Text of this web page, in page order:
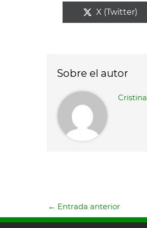
Compartir
X (Twitter)
Sobre el autor
Cristina
← Entrada anterior